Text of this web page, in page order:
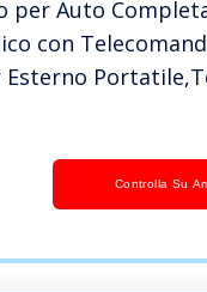
per Auto
con
Mantiene Fresco
4.8m
Controlla Su